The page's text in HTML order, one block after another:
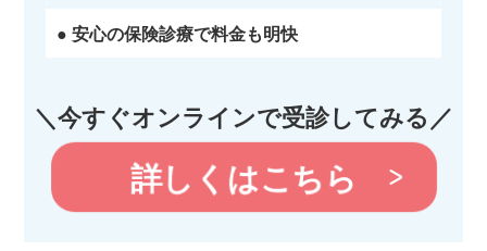
● 安心の保険診療で料金も明快
＼今すぐオンラインで受診してみる／
詳しくはこちら